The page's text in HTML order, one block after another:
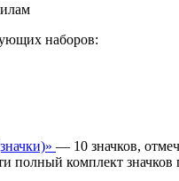
наборов:
— 10 значков,
полный комплект значков